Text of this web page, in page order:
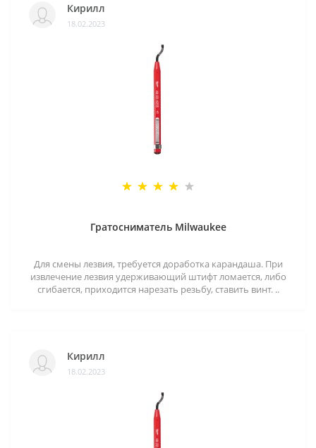
Кирилл
18.02.2023
Гратосниматель Milwaukee
Для смены лезвия, требуется доработка карандаша. При
извлечение лезвия удерживающий штифт ломается, либо
сгибается, приходится нарезать резьбу, ставить винт. ..
Кирилл
18.02.2023